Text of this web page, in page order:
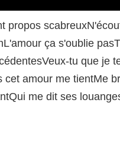
propos
ça s'oublie
tu que je
amour me tientMe
me dit ses
/